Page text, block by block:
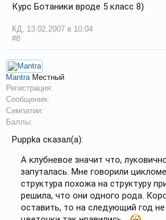
Курс Ботаники вроде 5 класс 8)
КД
13.02.2007 в 10:04
#8
Mantra Местный
Регистрация:
Сообщения:
Симпатии:
Баллы:
Puppka сказал(а):
А клубневое значит что,
запуталась. Мне говорили
структура похожа на структуру
решила, что они одного рода.
оставить, то на следующий год